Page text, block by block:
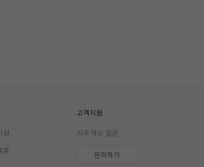
원
휴
고객지원
자주 하는 질문
문의하기